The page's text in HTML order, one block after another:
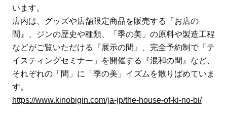
います。
店内は、グッズや店舗限定商品を販売する『お店の
間』、ジンの歴史や種類、「季の美」の原料や製造工程
などがご覧いただける『展示の間』、完全予約制で「テ
イスティングセミナー」を開催する『混和の間』など、
それぞれの「間」に「季の美」イズムを散りばめていま
す。
https://www.kinobigin.com/ja-jp/the-house-of-ki-no-bi/